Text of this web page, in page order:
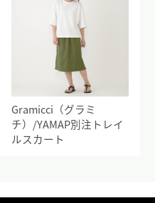
Gramicci（グラミ
チ）/YAMAP別注トレイ
ルスカート